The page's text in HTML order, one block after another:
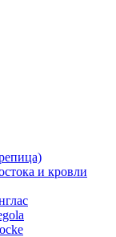
и кровли